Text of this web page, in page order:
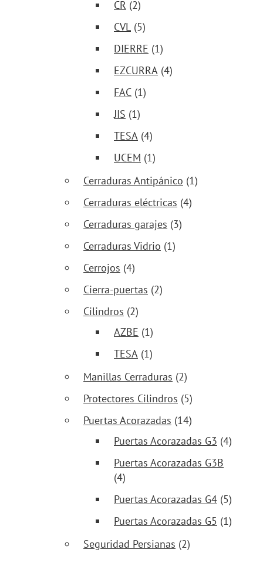
CR (2)
CVL (5)
DIERRE (1)
EZCURRA (4)
FAC (1)
JIS (1)
TESA (4)
UCEM (1)
Cerraduras Antipánico (1)
Cerraduras eléctricas (4)
Cerraduras garajes (3)
Cerraduras Vidrio (1)
Cerrojos (4)
Cierra-puertas (2)
Cilindros (2)
AZBE (1)
TESA (1)
Manillas Cerraduras (2)
Protectores Cilindros (5)
Puertas Acorazadas (14)
Puertas Acorazadas G3 (4)
Puertas Acorazadas G3B
(4)
Puertas Acorazadas G4 (5)
Puertas Acorazadas G5 (1)
Seguridad Persianas (2)